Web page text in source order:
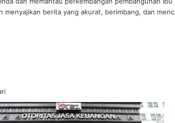
menyajikan berita yang akurat, berimbang, dan